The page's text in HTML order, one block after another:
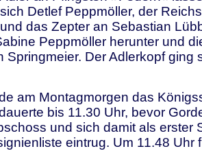
Detlef Peppmöller, der
das Zepter an Sebastian
Peppmöller herunter und
Springmeier. Der Adlerkopf ging
am Montagmorgen das
bis 11.30 Uhr, bevor
und sich damit als erster
eintrug. Um 11.48 Uhr